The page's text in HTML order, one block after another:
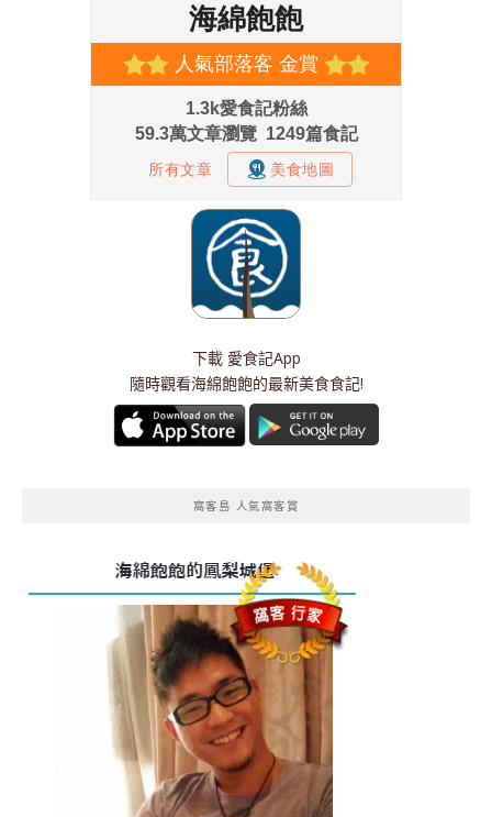
下載 愛食記App
隨時觀看海綿飽飽的最新美食食記!
窩客島 人氣窩客賞